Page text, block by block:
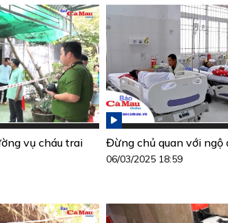
vụ cháu trai
Đừng chủ quan với ngộ
06/03/2025 18:59